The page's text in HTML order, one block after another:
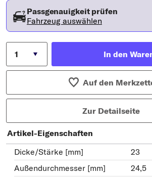
Passgenauigkeit prüfen
Fahrzeug auswählen
In den
Auf den
Zur Detailseite
Artikel-Eigenschaften
Dicke/Stärke [mm]
23
Außendurchmesser [mm]
24,5